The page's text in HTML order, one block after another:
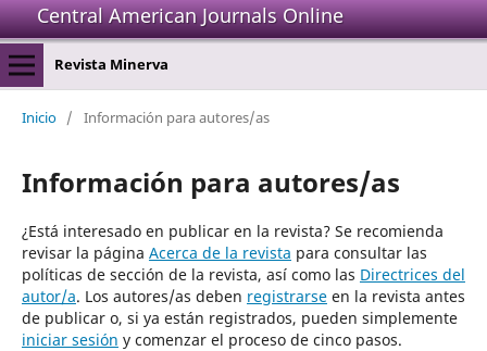
Central American Journals Online
Revista Minerva
Inicio / Información para autores/as
Información para autores/as
¿Está interesado en publicar en la revista? Se recomienda
revisar la página Acerca de la revista para consultar las
políticas de sección de la revista, así como las Directrices del
autor/a. Los autores/as deben registrarseen la revista antes
de publicar o, si ya están registrados, pueden simplemente
iniciar sesión y comenzar el proceso de cinco pasos.